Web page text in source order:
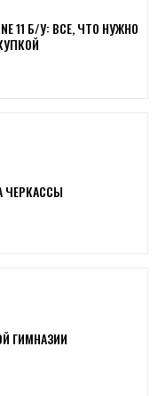
11 Б/У: ВСЕ, ЧТО НУЖНО
ЧЕРКАССЫ
ГИМНАЗИИ